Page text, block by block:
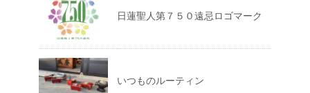
日蓮聖人第７５０遠忌ロゴマーク
いつものルーティン